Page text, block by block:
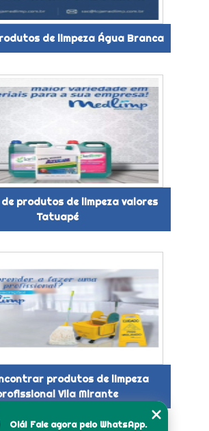
de limpeza Água Branca
de produtos de limpeza valores
Tatuapé
produtos de limpeza
Vila Mirante
Olá! Fale agora pelo WhatsApp.